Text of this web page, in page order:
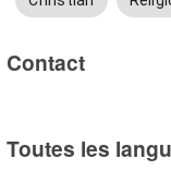
Contact
Toutes les